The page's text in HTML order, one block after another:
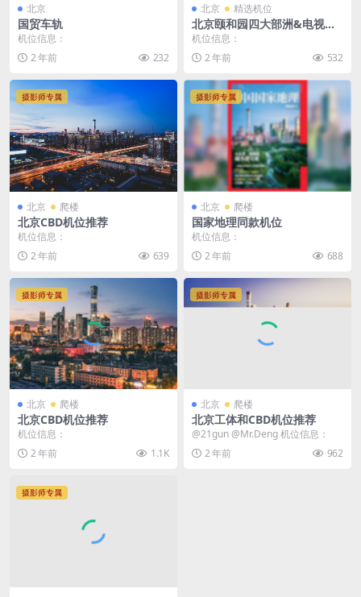
北京
国贸车轨
机位信息：
2 年前
232
北京 精选机位
北京颐和园四大部洲&电视塔
古今同框
机位信息：
2 年前
532
摄影师专属
北京 爬楼
北京CBD机位推荐
机位信息：
2 年前
639
摄影师专属
北京 爬楼
国家地理同款机位
机位信息：
2 年前
688
摄影师专属
北京 爬楼
北京CBD机位推荐
机位信息：
2 年前
1.1K
摄影师专属
北京 爬楼
北京工体和CBD机位推荐
@21gun @Mr.Deng 机位信息：
2 年前
962
摄影师专属